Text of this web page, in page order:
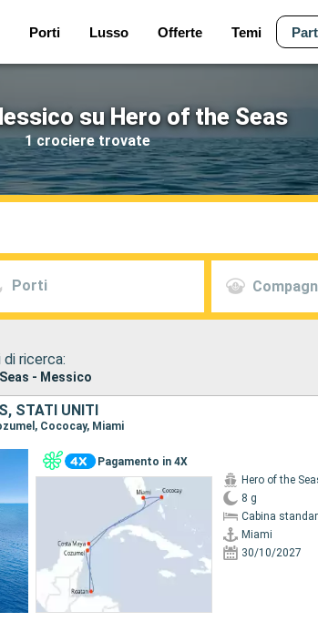
Porti Lusso Offerte Temi
su Hero of the Seas
1 crociere trovate
Porti
ricerca:
- Messico
STATI UNITI
Cococay, Miami
Pagamento in 4X
Hero of the
8 g
Cabina
Miami
30/10/2027